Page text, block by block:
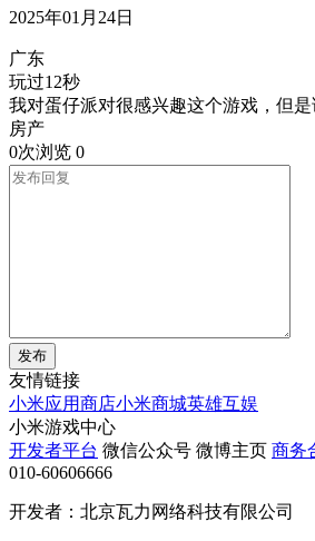
2025年01月24日
广东
玩过12秒
我对蛋仔派对很感兴趣这个游戏，但
房产
0次浏览 0
发布
友情链接
小米应用商店小米商城英雄互娱
小米游戏中心
开发者平台 微信公众号 微博主页 商务
010-60606666
开发者：北京瓦力网络科技有限公司